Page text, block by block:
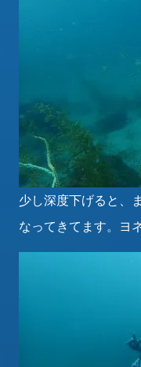
少し深度下げると、
なってきてます。ヨ